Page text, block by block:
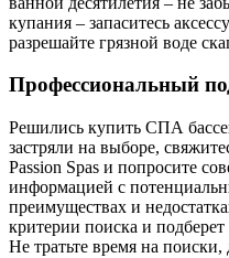
купания – запаситесь
разрешайте грязной воде
Профессиональный
Решились купить СПА
застряли на выборе,
Passion Spas и попросите
информацией с
преимуществах и
критерии поиска и
Не тратьте время на поиски,